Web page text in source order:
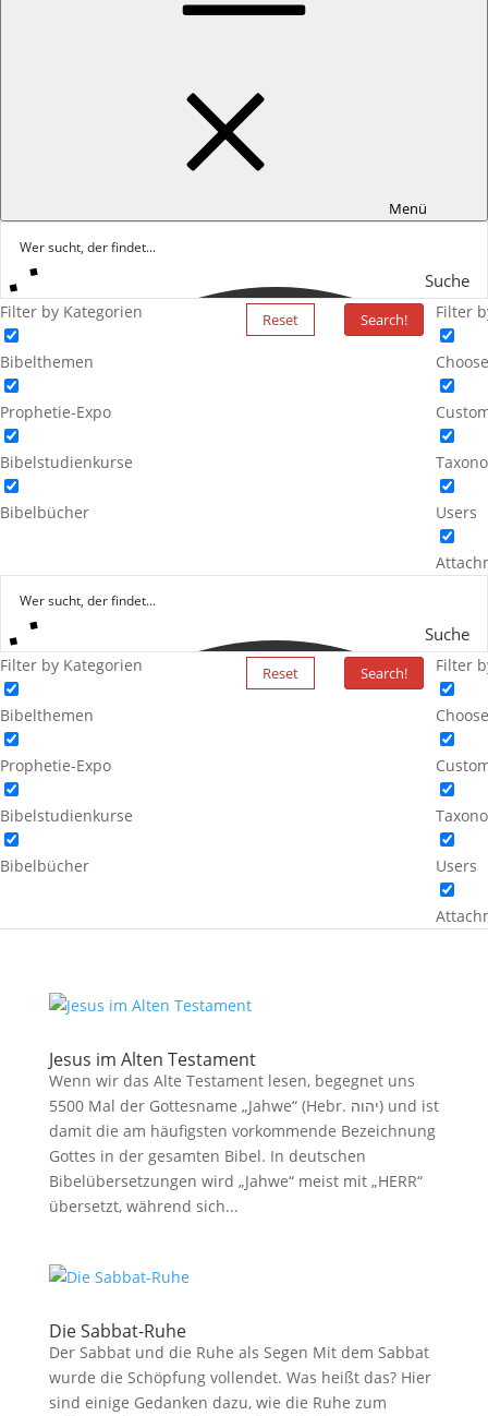
Menü
Suche
Filter by Kategorien
Bibelthemen
Prophetie-Expo
Bibelstudienkurse
Bibelbücher
Reset Search! Filter
Users
Suche
Filter by Kategorien
Bibelthemen
Prophetie-Expo
Bibelstudienkurse
Bibelbücher
Reset Search! Filter
Users
Jesus im Alten Testament
Wenn wir das Alte Testament lesen, begegnet uns
5500 Mal der Gottesname „Jahwe“ (Hebr. יהוה) und ist
damit die am häufigsten vorkommende Bezeichnung
Gottes in der gesamten Bibel. In deutschen
Bibelübersetzungen wird „Jahwe“ meist mit „HERR“
übersetzt, während sich...
Die Sabbat-Ruhe
Der Sabbat und die Ruhe als Segen Mit dem Sabbat
wurde die Schöpfung vollendet. Was heißt das? Hier
sind einige Gedanken dazu, wie die Ruhe zum